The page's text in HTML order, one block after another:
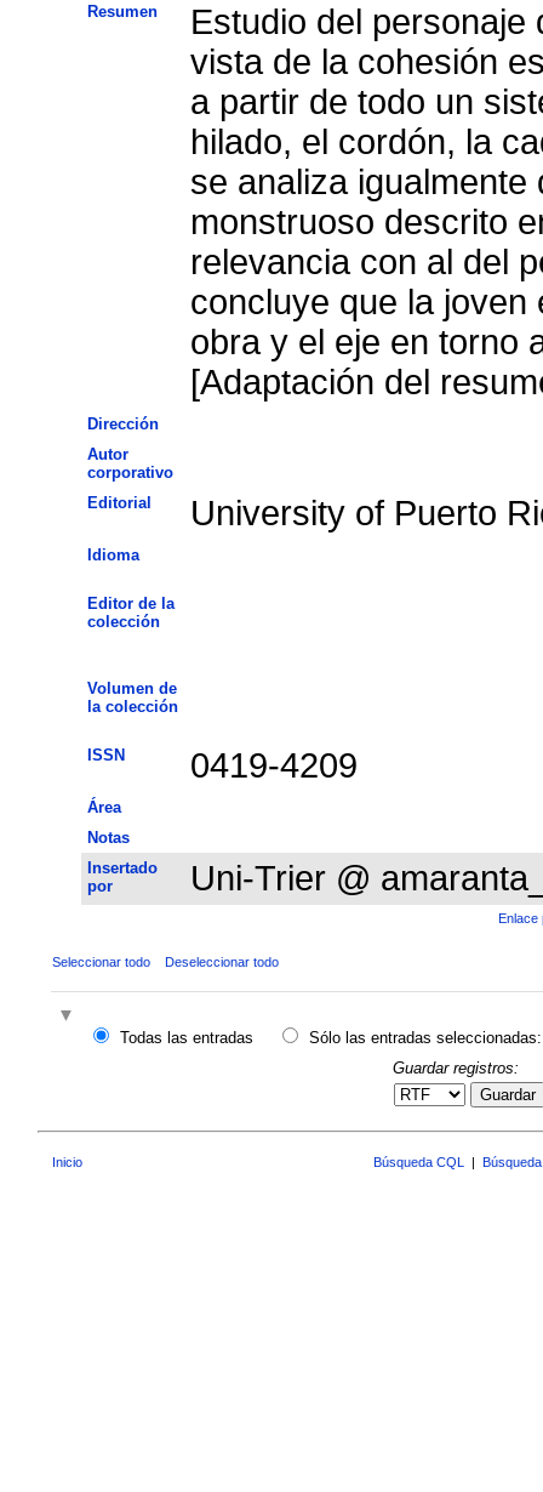
Resumen
Estudio del personaje
vista de la cohesión
a partir de todo un
hilado, el cordón, la
se analiza
monstruoso descrito
relevancia con al del
concluye que la joven
obra y el eje en torno
[Adaptación del
Dirección
Autor
corporativo
Editorial
University of Puerto
Idioma
Editor de la
colección
Volumen de
la colección
ISSN 0419-4209
Área
Notas
Insertado
por
Uni-Trier @
Enlace
Seleccionar todo Deseleccionar todo
Todas las entradas
Sólo las entradas seleccionadas:
Guardar registros:
Guardar
Inicio Búsqueda CQL